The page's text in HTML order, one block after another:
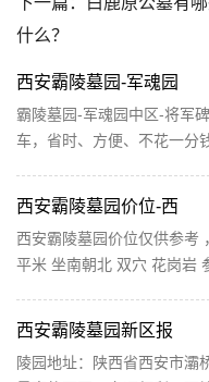
什么？
西安霸陵墓园-军魂园
霸陵墓园-军魂园中区-将军
车，省时、方便、不花一分
西安霸陵墓园价位-西
西安霸陵墓园价位仅供参考
平米 坐南朝北 双穴 花岗岩
西安霸陵墓园新区报
陵园地址：陕西省西安市灞